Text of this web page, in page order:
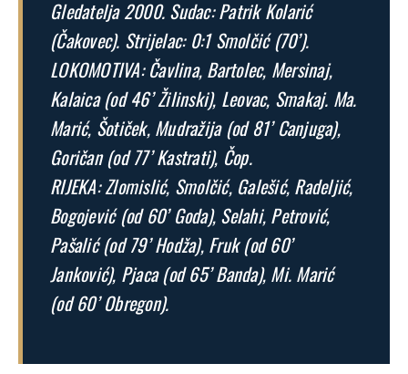
Gledatelja 2000. Sudac: Patrik Kolarić
(Čakovec). Strijelac: 0:1 Smolčić (70’).
LOKOMOTIVA: Čavlina, Bartolec, Mersinaj,
Kalaica (od 46’ Žilinski), Leovac, Smakaj. Ma.
Marić, Šotiček, Mudražija (od 81’ Canjuga),
Goričan (od 77’ Kastrati), Čop.
RIJEKA: Zlomislić, Smolčić, Galešić, Radeljić,
Bogojević (od 60’ Goda), Selahi, Petrović,
Pašalić (od 79’ Hodža), Fruk (od 60’
Janković), Pjaca (od 65’ Banda), Mi. Marić
(od 60’ Obregon).